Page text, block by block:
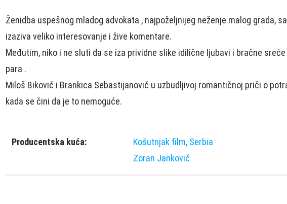
Ženidba uspešnog mladog advokata , najpoželjnijeg neženje malog grada,
izaziva veliko interesovanje i žive komentare.
Međutim, niko i ne sluti da se iza prividne slike idilične ljubavi i bračne
para .
Miloš Biković i Brankica Sebastijanović u uzbudljivoj romantičnoj priči o
kada se čini da je to nemoguće.
Producentska kuća:
Košutnjak film, Serbia
Zoran Janković